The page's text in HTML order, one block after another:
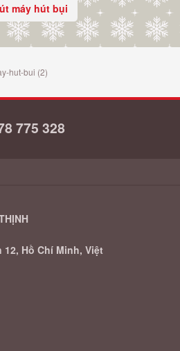
máy hút bụi
hut-bui (2)
775 328
Hồ Chí Minh, Việt